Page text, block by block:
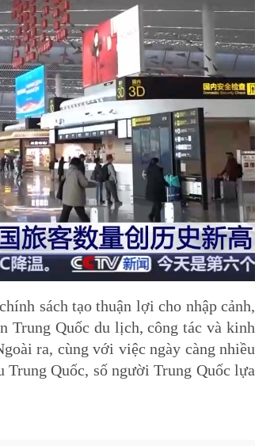
sách tạo thuận lợi cho nhập cảnh,
Trung Quốc du lịch, công tác và kinh
ra, cùng với việc ngày càng nhiều
Quốc, số người Trung Quốc lựa